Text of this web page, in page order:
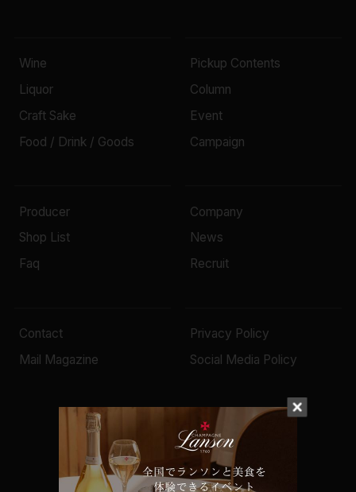
Wine
Liquor
Craft Sake
Food / Drink / Goods
Pickup Contents
Column
Event
Campaign
Producer
Shop List
Faq
Company
News
Recruit
Contact
Mail Magazine
Privacy Policy
Social Media Policy